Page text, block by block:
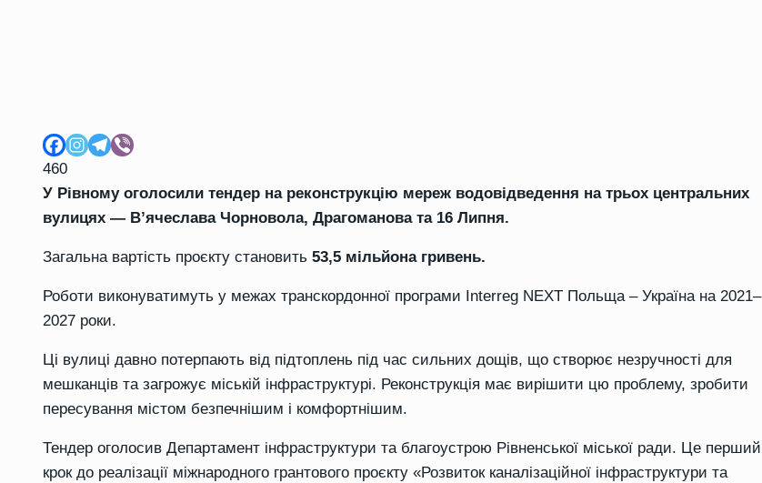
460
У Рівному оголосили тендер на реконструкцію мереж водовідведення на трьох центральних
вулицях — В’ячеслава Чорновола, Драгоманова та 16 Липня.
Загальна вартість проєкту становить 53,5 мільйона гривень.
Роботи виконуватимуть у межах транскордонної програми Interreg NEXT Польща – Україна на 2021–
2027 роки.
Ці вулиці давно потерпають від підтоплень під час сильних дощів, що створює незручності для
мешканців та загрожує міській інфраструктурі. Реконструкція має вирішити цю проблему, зробити
пересування містом безпечнішим і комфортнішим.
Тендер оголосив Департамент інфраструктури та благоустрою Рівненської міської ради. Це перший
крок до реалізації міжнародного грантового проєкту «Розвиток каналізаційної інфраструктури та